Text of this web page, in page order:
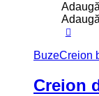
BuzeCreion
Creion